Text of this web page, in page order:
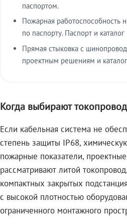
паспортом.
Пожарная
по паспорту. Паспорт и
Прямая стыковка с
проектным решениям и
Когда выбирают токопровод
Если кабельная система не
степень защиты IP68,
пожарные показатели,
рассматривают литой
компактных закрытых
с высокой плотностью
ограниченного монтажного